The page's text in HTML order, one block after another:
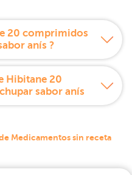
20 comprimidos
anís ?
Hibitane 20
sabor anís
Medicamentos sin receta